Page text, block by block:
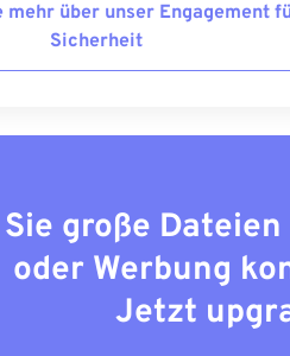
mehr über unser Engagement
Sicherheit
große
oder Werbung
Jetzt